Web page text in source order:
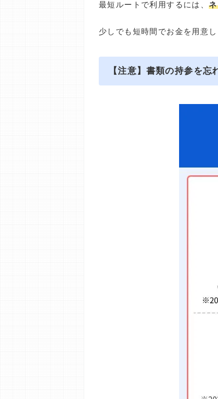
最短ルートで利用するには、
少しでも短時間でお金を用意
【注意】書類の持参を忘